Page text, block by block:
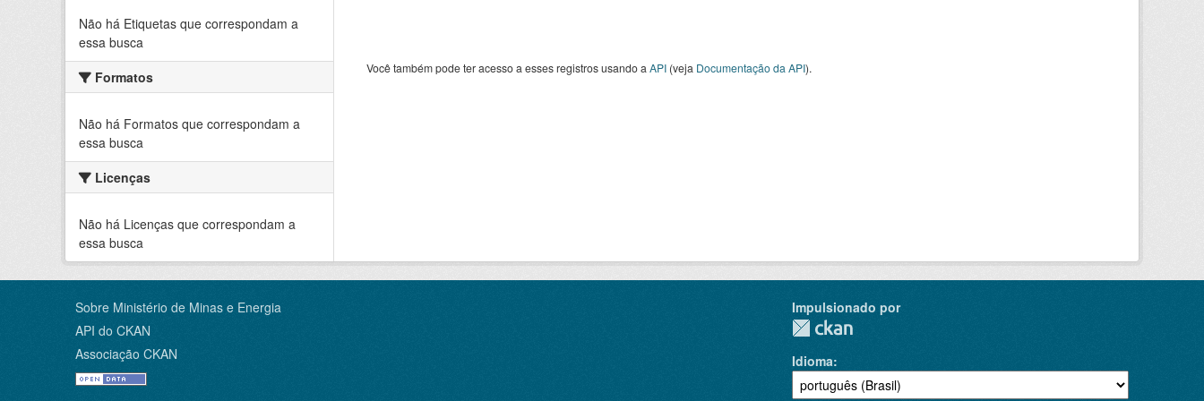
Não há Etiquetas que correspondam a
essa busca
Formatos
Não há Formatos que correspondam a
essa busca
Licenças
Não há Licenças que correspondam a
essa busca
Você também pode ter acesso a esses registros usando a API(veja Documentação da API).
Sobre Ministério de Minas e Energia
API do CKAN
Associação CKAN
Impulsionado por
Idioma